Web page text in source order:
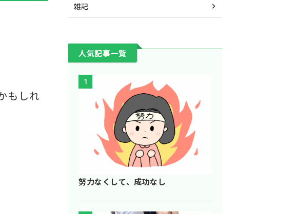
もしれ
雑記
人気記事一覧
1
努力なくして、成功なし